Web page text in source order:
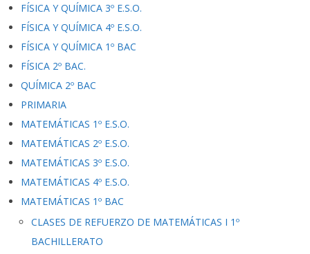
FÍSICA Y QUÍMICA 3º E.S.O.
FÍSICA Y QUÍMICA 4º E.S.O.
FÍSICA Y QUÍMICA 1º BAC
FÍSICA 2º BAC.
QUÍMICA 2º BAC
PRIMARIA
MATEMÁTICAS 1º E.S.O.
MATEMÁTICAS 2º E.S.O.
MATEMÁTICAS 3º E.S.O.
MATEMÁTICAS 4º E.S.O.
MATEMÁTICAS 1º BAC
CLASES DE REFUERZO DE MATEMÁTICAS I 1º
BACHILLERATO